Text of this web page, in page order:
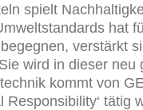
spielt
hat
verstärkt
wird in dieser
kommt von
tätig